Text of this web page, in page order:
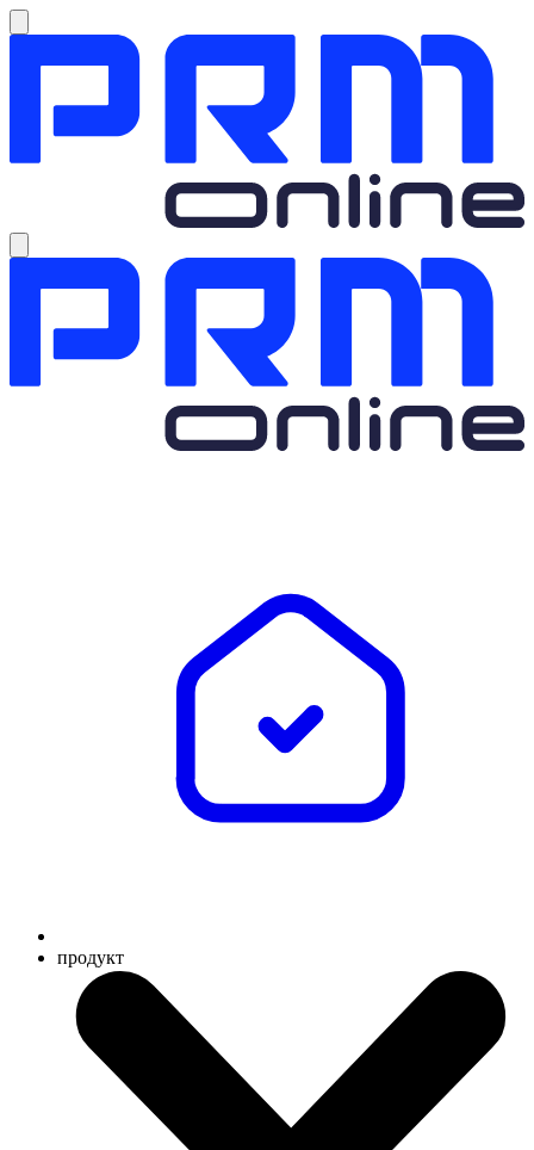
продукт